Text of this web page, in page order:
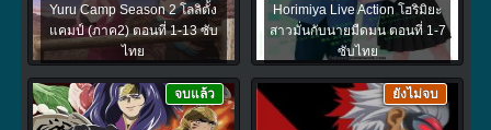
Yuru Camp Season 2 โลลิตั้ง
แคมป์ (ภาค2) ตอนที่ 1-13 ซับ
ไทย
Horimiya Live Action โฮริมิยะ
สาวมั่นกับนายมืดมน ตอนที่ 1-7
ซับไทย
จบแล้ว ยังไม่จบ